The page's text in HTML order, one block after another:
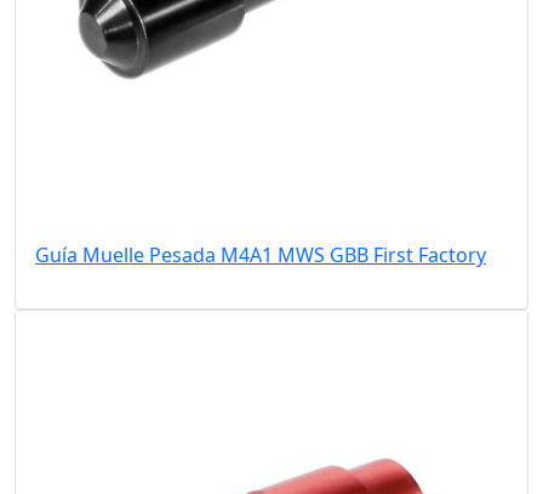
Guía Muelle Pesada M4A1 MWS GBB First Factory